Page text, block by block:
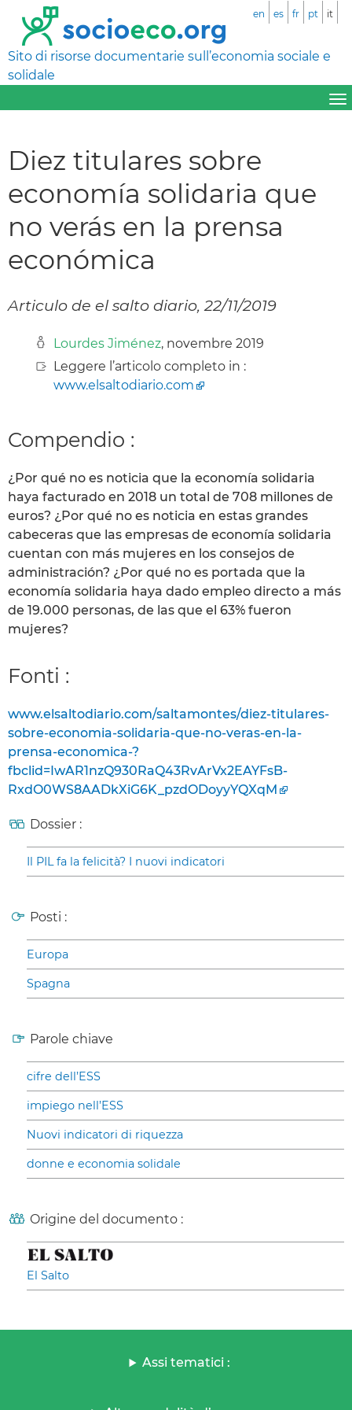
Sito di risorse documentarie sull’economia sociale e
solidale
en es fr pt it
Diez titulares sobre
economía solidaria que
no verás en la prensa
económica
Articulo de el salto diario, 22/11/2019
Lourdes Jiménez, novembre 2019
Leggere l’articolo completo in :
www.elsaltodiario.com
Compendio :
¿Por qué no es noticia que la economía solidaria
haya facturado en 2018 un total de 708 millones de
euros? ¿Por qué no es noticia en estas grandes
cabeceras que las empresas de economía solidaria
cuentan con más mujeres en los consejos de
administración? ¿Por qué no es portada que la
economía solidaria haya dado empleo directo a más
de 19.000 personas, de las que el 63% fueron
mujeres?
Fonti :
www.elsaltodiario.com/saltamontes/diez-titulares-
sobre-economia-solidaria-que-no-veras-en-la-
prensa-economica-?
fbclid=IwAR1nzQ930RaQ43RvArVx2EAYFsB-
RxdO0WS8AADkXiG6K_pzdODoyyYQXqM
Dossier :
Il PIL fa la felicità? I nuovi indicatori
Posti :
Europa
Spagna
Parole chiave
cifre dell’ESS
impiego nell’ESS
Nuovi indicatori di riquezza
donne e economia solidale
Origine del documento :
El Salto
Assi tematici :